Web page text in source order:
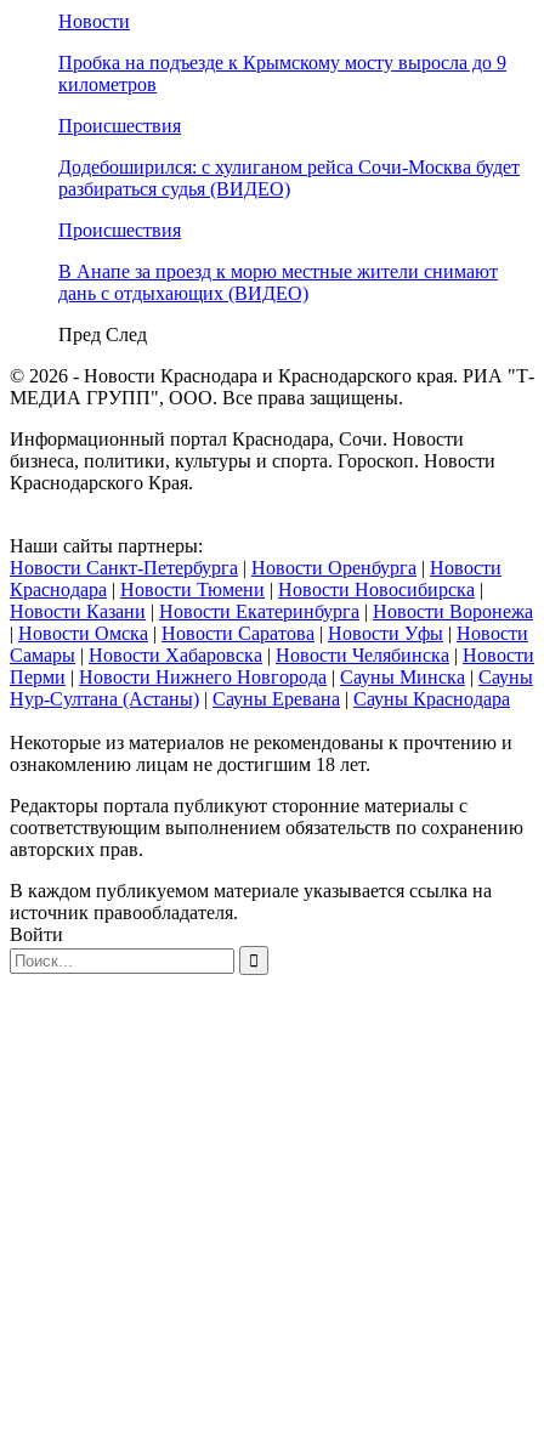
Новости
Пробка на подъезде к Крымскому мосту выросла до 9
километров
Происшествия
Додебоширился: с хулиганом рейса Сочи-Москва будет
разбираться судья (ВИДЕО)
Происшествия
В Анапе за проезд к морю местные жители снимают
дань с отдыхающих (ВИДЕО)
Пред След
© 2026 - Новости Краснодара и Краснодарского края. РИА "Т-
МЕДИА ГРУПП", ООО. Все права защищены.
Информационный портал Краснодара, Сочи. Новости
бизнеса, политики, культуры и спорта. Гороскоп. Новости
Краснодарского Края.
Наши сайты партнеры:
Новости Санкт-Петербурга | Новости Оренбурга | Новости
Краснодара | Новости Тюмени | Новости Новосибирска |
Новости Казани | Новости Екатеринбурга | Новости Воронежа
| Новости Омска | Новости Саратова | Новости Уфы | Новости
Самары | Новости Хабаровска | Новости Челябинска | Новости
Перми | Новости Нижнего Новгорода | Сауны Минска | Сауны
Нур-Султана (Астаны) | Сауны Еревана | Сауны Краснодара
Некоторые из материалов не рекомендованы к прочтению и
ознакомлению лицам не достигшим 18 лет.
Редакторы портала публикуют сторонние материалы с
соответствующим выполнением обязательств по сохранению
авторских прав.
В каждом публикуемом материале указывается ссылка на
источник правообладателя.
Войти